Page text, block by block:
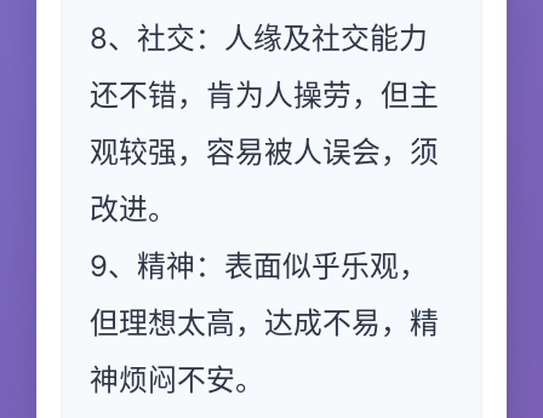
8、社交：人缘及社交能力
还不错，肯为人操劳，但主
观较强，容易被人误会，须
改进。
9、精神：表面似乎乐观，
但理想太高，达成不易，精
神烦闷不安。